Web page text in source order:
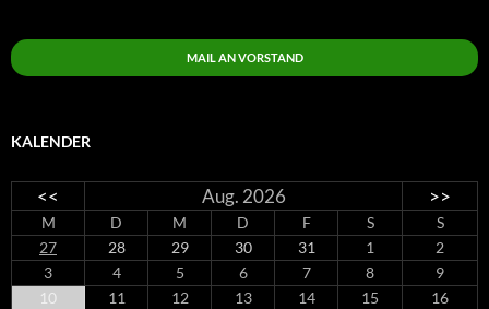
MAIL AN VORSTAND
KALENDER
<< Aug. 2026 >>
M D M D F S
S
27
28 29 30 31 1
2
3
4 5 6 7 8
9
10
11 12 13 14 15
16